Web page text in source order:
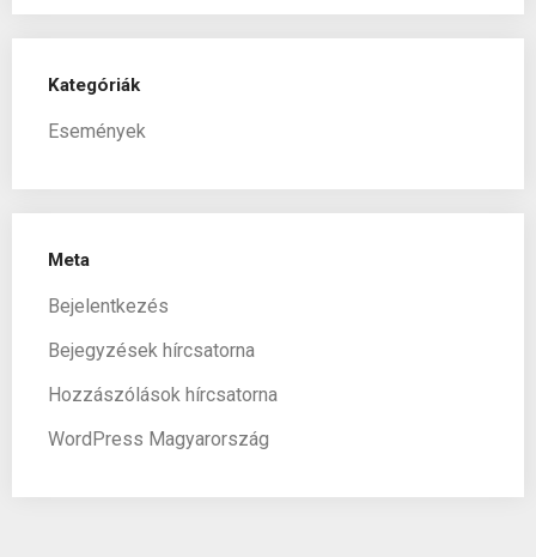
Kategóriák
Események
Meta
Bejelentkezés
Bejegyzések hírcsatorna
Hozzászólások hírcsatorna
WordPress Magyarország